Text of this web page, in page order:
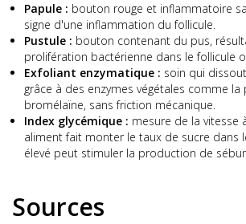
Papule : bouton rouge et inflammatoire
signe d'une inflammation du follicule.
Pustule : bouton contenant du pus,
prolifération bactérienne dans le follicule
Exfoliant enzymatique : soin qui
grâce à des enzymes végétales comme la
bromélaïne, sans friction mécanique.
Index glycémique : mesure de la vitesse
aliment fait monter le taux de sucre dans
élevé peut stimuler la production de
Sources